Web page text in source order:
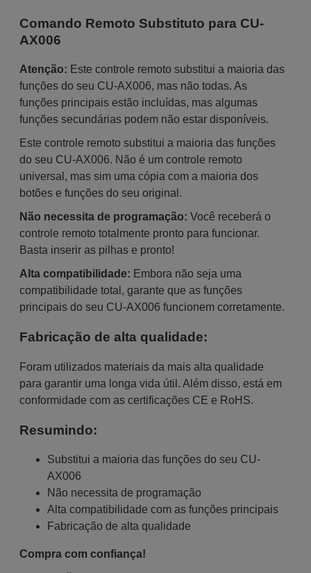
Comando Remoto Substituto para CU-
AX006
Atenção: Este controle remoto substitui a maioria das
funções do seu CU-AX006, mas não todas. As
funções principais estão incluídas, mas algumas
funções secundárias podem não estar disponíveis.
Este controle remoto substitui a maioria das funções
do seu CU-AX006. Não é um controle remoto
universal, mas sim uma cópia com a maioria dos
botões e funções do seu original.
Não necessita de programação: Você receberá o
controle remoto totalmente pronto para funcionar.
Basta inserir as pilhas e pronto!
Alta compatibilidade: Embora não seja uma
compatibilidade total, garante que as funções
principais do seu CU-AX006 funcionem corretamente.
Fabricação de alta qualidade:
Foram utilizados materiais da mais alta qualidade
para garantir uma longa vida útil. Além disso, está em
conformidade com as certificações CE e RoHS.
Resumindo:
Substitui a maioria das funções do seu CU-
AX006
Não necessita de programação
Alta compatibilidade com as funções principais
Fabricação de alta qualidade
Compra com confiança!